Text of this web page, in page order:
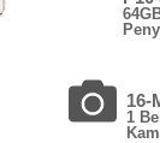
16-
1